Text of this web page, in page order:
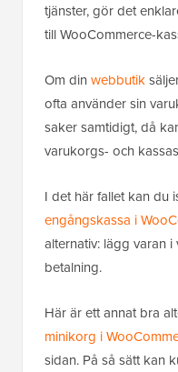
tjänster, gör det
till WooCommerce-
Om din webbutik
ofta använder sin
saker samtidigt, då
varukorgs- och
I det här fallet kan du
engångskassa i
alternativ: lägg varan
betalning.
Här är ett annat bra
minikorg i
sidan. På så sätt kan